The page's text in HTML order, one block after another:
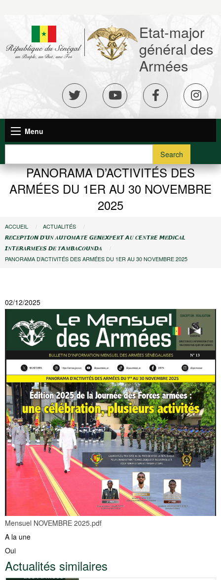
Etat-major
général des
Armées
réseaux
sociaux
Navigation
principale
Menu
PANORAMA D’ACTIVITÉS DES
ARMÉES DU 1ER AU 30 NOVEMBRE
2025
Vous
êtes
ici
ACCUEIL
ACTUALITÉS
𝙍𝑬́𝘾𝑬𝙋𝑻𝙄𝑶𝙉 𝘿’𝙐𝑵 𝑨𝙐𝑻𝙊𝑴𝘼𝑻𝙀 𝙂𝑬𝙉𝑬𝙓𝑷𝙀𝑹𝙏 𝘼𝑼 𝑪𝙀𝑵𝙏𝑹𝙀 𝙈𝑬́𝘿𝑰𝘾𝑨𝙇
𝙄𝑵𝙏𝑬𝙍𝑨𝙍𝑴𝙀́𝑬𝙎 𝘿𝑬 𝑻𝘼𝑴𝘽𝑨𝘾𝑶𝙐𝑵𝘿𝑨
PANORAMA D’ACTIVITÉS DES ARMÉES DU 1ER AU 30 NOVEMBRE 2025
02/12/2025
Mensuel NOVEMBRE 2025.pdf
A la une
Oui
Actualités similaires